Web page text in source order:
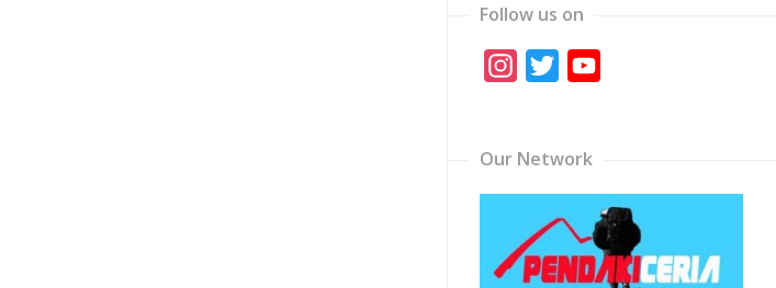
Follow us on
Instagram
Twitter
Our Network